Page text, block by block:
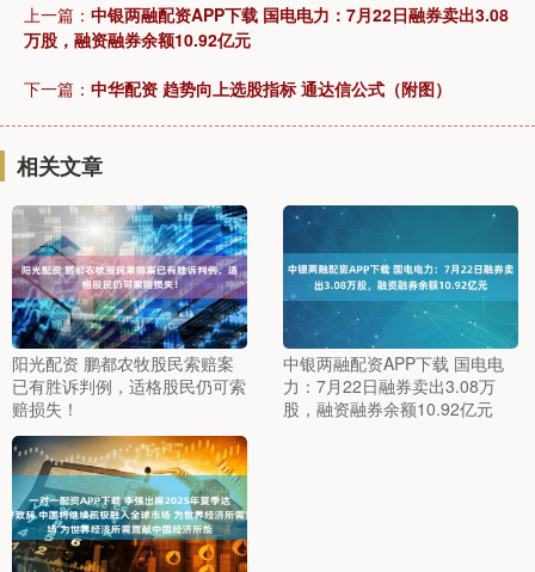
上一篇： 中银两融配资APP下载 国电电力：7月22日融券卖出3.08
万股，融资融券余额10.92亿元
下一篇： 中华配资 趋势向上选股指标 通达信公式（附图）
相关文章
阳光配资 鹏都农牧股民索赔案
已有胜诉判例，适格股民仍可索
赔损失！
中银两融配资APP下载 国电电
力：7月22日融券卖出3.08万
股，融资融券余额10.92亿元